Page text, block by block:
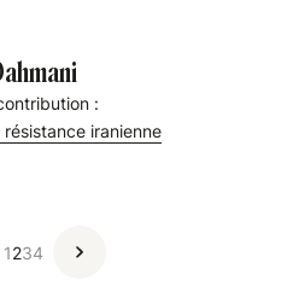
:
résistance iranienne
1234